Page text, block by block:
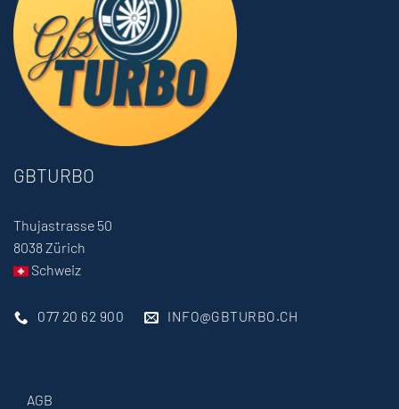
GBTURBO
Thujastrasse 50
8038 Zürich
Schweiz
077 20 62 900 INFO@GBTURBO.CH
AGB